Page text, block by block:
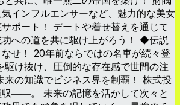
インフルエンサーなど、魅力的な美女
ポート！ デートや着せ替えを通じて
への道を共に駆け上がろう！ ◆伝説
せ！ 20年前ならではの名車が続々登
駆け抜け、圧倒的な存在感で世間の注
の知識でビジネス界を制覇！ 株式投
収――。 未来の記憶を活かして次々と